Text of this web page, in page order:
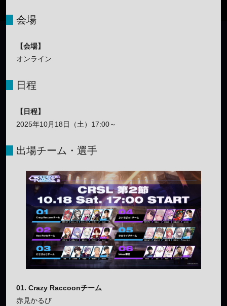
会場
【会場】
オンライン
日程
【日程】
2025年10月18日（土）17:00～
出場チーム・選手
01. Crazy Raccoonチーム
赤見かるび